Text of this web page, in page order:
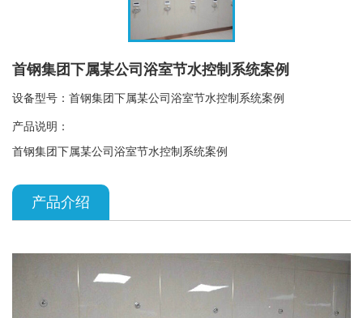
首钢集团下属某公司浴室节水控制系统案例
设备型号：首钢集团下属某公司浴室节水控制系统案例
产品说明：
首钢集团下属某公司浴室节水控制系统案例
产品介绍